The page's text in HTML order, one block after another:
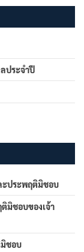
ประจำปี
ะประพฤติมิชอบ
มิชอบของเจ้า
มิชอบ